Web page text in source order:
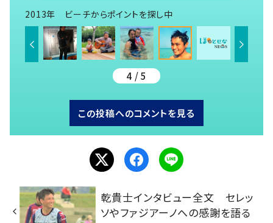
2013年 ビーチからポイントを探し中
4 / 5
この投稿へのコメントを見る
乾貴士インタビュー全文 セレッ
ソやファジアーノへの感謝を語る